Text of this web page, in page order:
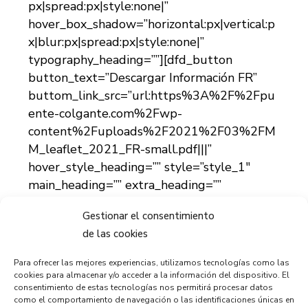
Gestionar el consentimiento
de las cookies
Para ofrecer las mejores experiencias, utilizamos tecnologías como las
cookies para almacenar y/o acceder a la información del dispositivo. El
consentimiento de estas tecnologías nos permitirá procesar datos
como el comportamiento de navegación o las identificaciones únicas en
px|spread:px|style:none|”
hover_box_shadow=”horizontal:px|vertical:p
x|blur:px|spread:px|style:none|”
typography_heading=””][dfd_button
button_text=”Descargar Información FR”
buttom_link_src=”url:https%3A%2F%2Fpu
ente-colgante.com%2Fwp-
content%2Fuploads%2F2021%2F03%2FM
M_leaflet_2021_FR-small.pdf|||”
hover_style_heading=”” style=”style_1″
main_heading=”” extra_heading=””
border_heading=””
box_shadow=”horizontal:px|vertical:px|blur:
px|spread:px|style:none|”
hover_box_shadow=”horizontal:px|vertical:p
x|blur:px|spread:px|style:none|”